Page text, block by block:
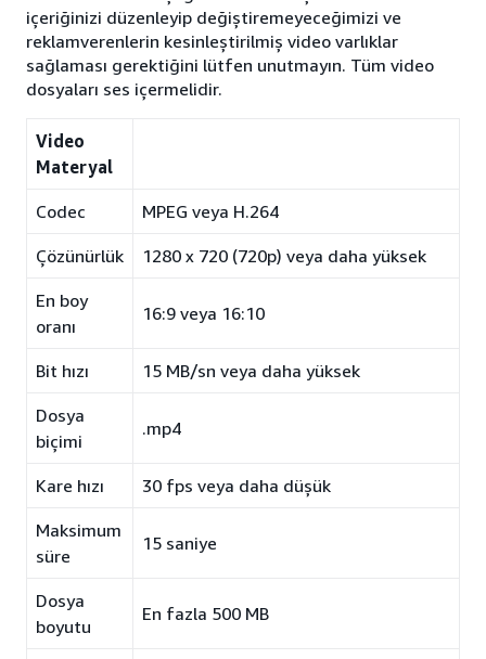
içeriğinizi düzenleyip değiştiremeyeceğimizi ve
reklamverenlerin kesinleştirilmiş video varlıklar
sağlaması gerektiğini lütfen unutmayın. Tüm video
dosyaları ses içermelidir.
Video
Materyal
Codec MPEG veya H.264
Çözünürlük 1280 x 720 (720p) veya daha yüksek
En boy
oranı
16:9 veya 16:10
Bit hızı 15 MB/sn veya daha yüksek
Dosya
biçimi
.mp4
Kare hızı 30 fps veya daha düşük
Maksimum
süre
15 saniye
Dosya
boyutu
En fazla 500 MB